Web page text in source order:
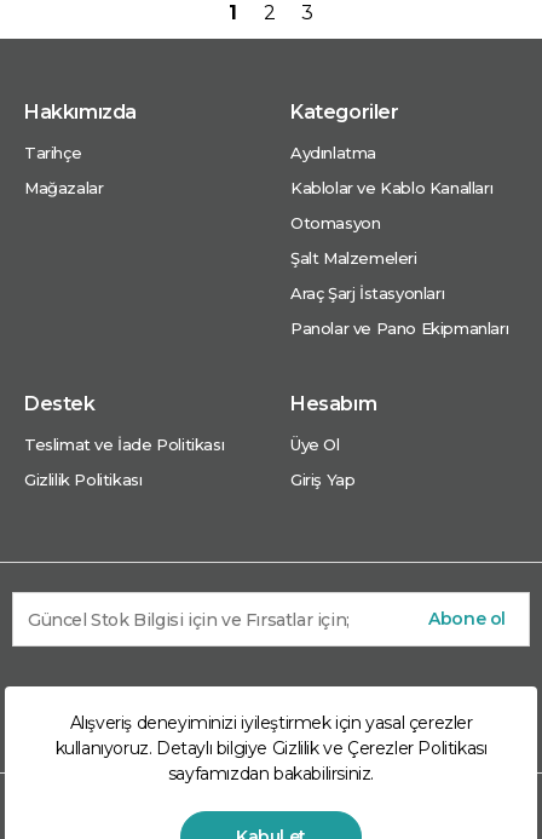
Alışveriş deneyiminizi iyileştirmek için yasal çerezler
kullanıyoruz. Detaylı bilgiye Gizlilik ve Çerezler Politikası
sayfamızdan bakabilirsiniz.
1 2 3
Hakkımızda
Tarihçe
Mağazalar
Kategoriler
Aydınlatma
Kablolar ve Kablo Kanalları
Otomasyon
Şalt Malzemeleri
Araç Şarj İstasyonları
Panolar ve Pano Ekipmanları
Destek
Teslimat ve İade Politikası
Gizlilik Politikası
Hesabım
Üye Ol
Giriş Yap
Abone ol
© 2026 Arkom Enerji Market Arkom Enerji